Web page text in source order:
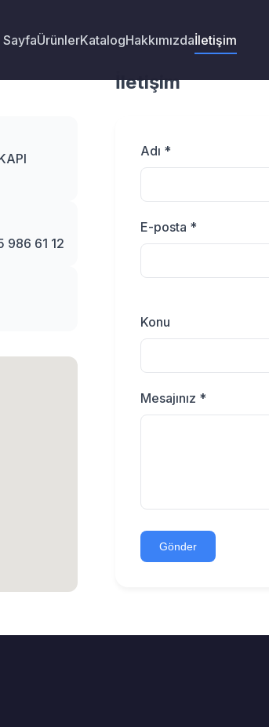
SayfaÜrünlerKatalogHakkımızdaİletişim
986 61 12
İletişim
Adı *
E-posta *
Konu
Mesajınız *
Gönder